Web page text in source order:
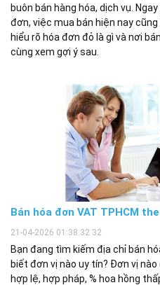
buôn bán hàng hóa, dịch vụ.
đơn, việc mua bán hiện nay
hiểu rõ hóa đơn đỏ là gì và nơi
cùng xem gợi ý sau.
Bán hóa đơn VAT TPHCM
21-04-2026 01:38:32 32
Bạn đang tìm kiếm địa chỉ bán
biết đơn vị nào uy tín? Đơn vị
hợp lệ, hợp pháp, % hoa hồng